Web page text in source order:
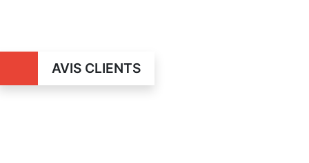
AVIS CLIENTS